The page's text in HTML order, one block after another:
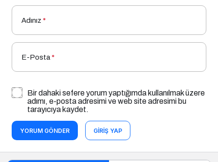
Adınız *
E-Posta*
Bir dahaki sefere yorum yaptığımda kullanılmak üzere
adımı, e-posta adresimi ve web site adresimi bu
tarayıcıya kaydet.
YORUM GÖNDER GIRIŞ YAP